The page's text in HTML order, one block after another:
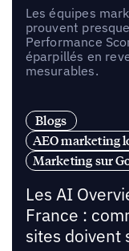
Les équipes
prouvent
Performance
éparpillés en
mesurables.
Blogs
AEO marketing
Marketing sur
Les AI
France :
sites doivent